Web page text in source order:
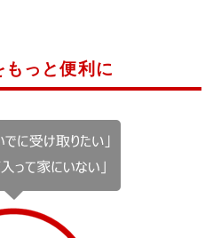
っと便利に